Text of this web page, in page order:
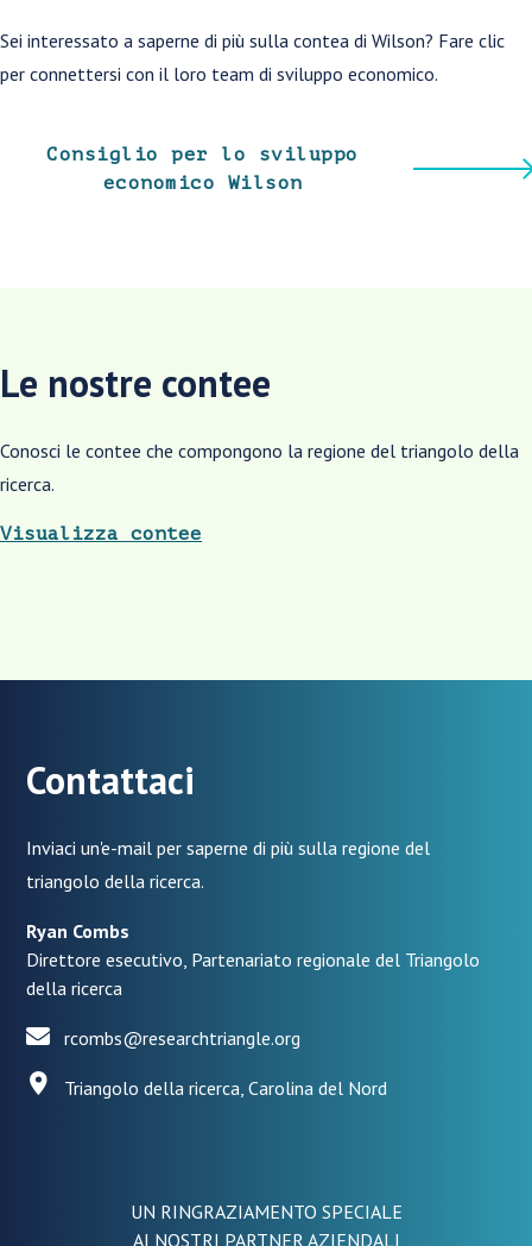
Sei interessato a saperne di più sulla contea di Wilson? Fare clic
per connettersi con il loro team di sviluppo economico.
Consiglio per lo sviluppo
economico Wilson
Le nostre contee
Conosci le contee che compongono la regione del triangolo della
ricerca.
Visualizza contee
Contattaci
Inviaci un'e-mail per saperne di più sulla regione del
triangolo della ricerca.
Ryan Combs
Direttore esecutivo, Partenariato regionale del Triangolo
della ricerca
rcombs@researchtriangle.org
Triangolo della ricerca, Carolina del Nord
UN RINGRAZIAMENTO SPECIALE
AI NOSTRI PARTNER AZIENDALI